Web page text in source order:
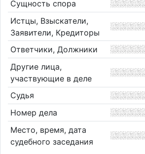
Сущность спора
Истцы, Взыскатели,
Заявители, Кредиторы
Ответчики, Должники
Другие лица,
участвующие в деле
Судья
Номер дела
Место, время, дата
судебного заседания